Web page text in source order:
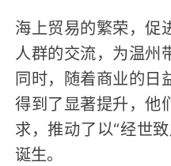
海上贸易的繁荣，促
人群的交流，为温州
同时，随着商业的日
得到了显著提升，他
求，推动了以“经世
诞生。